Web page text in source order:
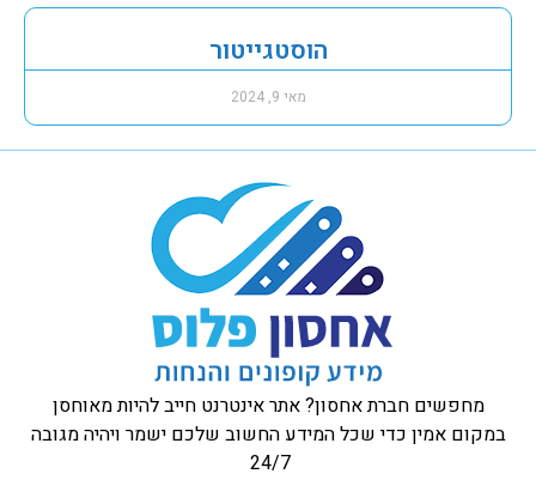
הוסטגייטור
מאי 9, 2024
מחפשים חברת אחסון? אתר אינטרנט חייב להיות מאוחסן
במקום אמין כדי שכל המידע החשוב שלכם ישמר ויהיה מגובה
24/7